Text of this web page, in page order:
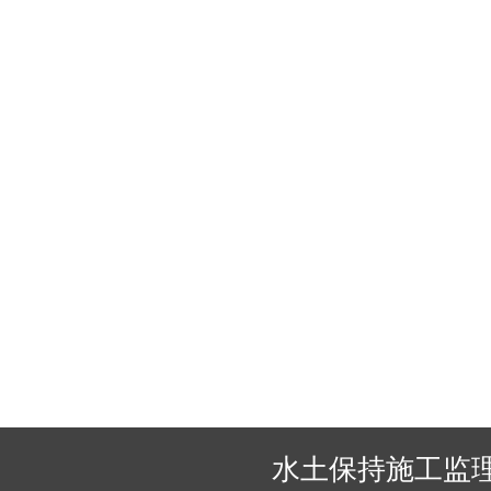
电力工程监理